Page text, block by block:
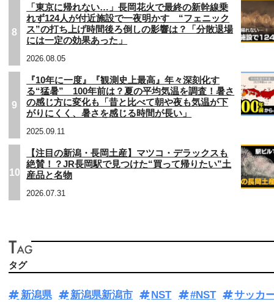
8
「東京に帰れない…」長岡花火で最終の新幹線乗
れず124人が付近施設で一夜明かす “フェニック
ス”の打ち上げ時間後ろ倒しの影響は？「分散退場
には一定の効果あった」
2026.08.05
9
『10年に一度』『観測史上最高』年々深刻化す
る“猛暑” 100年前は？夏の平均気温を調査！暑さ
の感じ方に変化も「昔と比べて朝や夜も気温が下
がりにくく、暑さを感じる時間が長い」
2025.09.11
10
【注目の新潟・長岡土産】マツコ・デラックスも
絶賛！？JR長岡駅で見つけた“買って帰りたい”土
産品と名物
2026.07.31
タグ
新潟県 新潟県新潟市 NST #NST
サッカ